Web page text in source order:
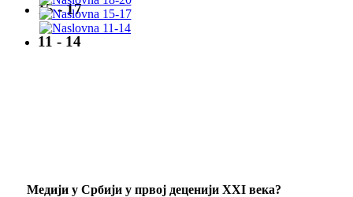
15 - 17
11 - 14
Mедији у Србији у првој деценији XXI века?